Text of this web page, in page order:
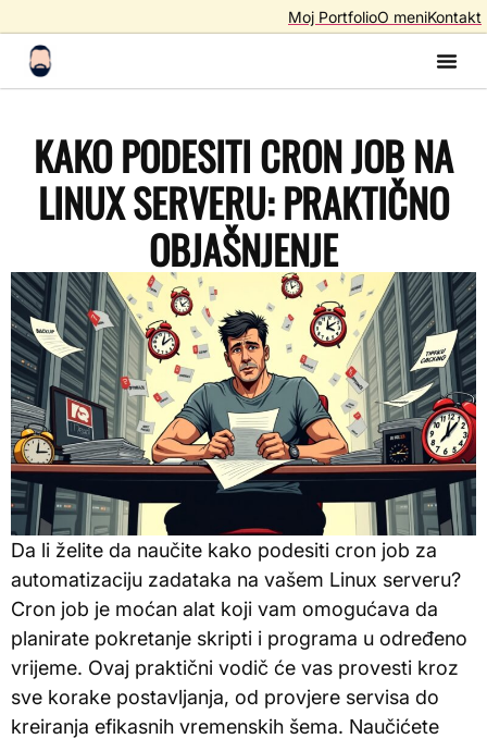
Moj PortfolioO meniKontakt
KAKO PODESITI CRON JOB NA
LINUX SERVERU: PRAKTIČNO
OBJAŠNJENJE
Da li želite da naučite kako podesiti cron job za
automatizaciju zadataka na vašem Linux serveru?
Cron job je moćan alat koji vam omogućava da
planirate pokretanje skripti i programa u određeno
vrijeme. Ovaj praktični vodič će vas provesti kroz
sve korake postavljanja, od provjere servisa do
kreiranja efikasnih vremenskih šema. Naučićete